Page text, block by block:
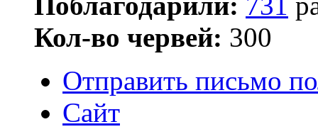
Кол-во червей: 300
Отправить письмо
Сайт